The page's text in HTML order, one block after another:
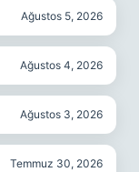
Ağustos 5, 2026
Ağustos 4, 2026
Ağustos 3, 2026
Temmuz 30, 2026